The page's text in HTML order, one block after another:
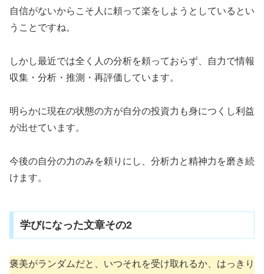
自信がないからこそ人に頼って楽をしようとしているとい
うことですね。
しかし最近では全く人の分析を頼っておらず、自力で情報
収集・分析・推測・再評価しています。
明らかに現在の状態の方が自分の投資力も身につくし利益
が出せています。
今後の自分の力のみを頼りにし、分析力と精神力を磨き続
けます。
学びになった文章その2
褒美がランダムだと、いつそれを受け取れるか、はっきり